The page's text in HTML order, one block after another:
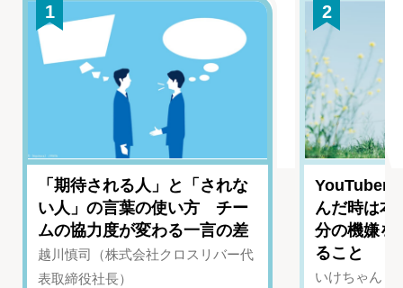
1
「期待される人」と「されな
い人」の言葉の使い方 チー
ムの協力度が変わる一言の差
越川慎司（株式会社クロスリバー代
表取締役社長）
2
YouTuber
んだ時は
分の機嫌を
ること
いけちゃん（